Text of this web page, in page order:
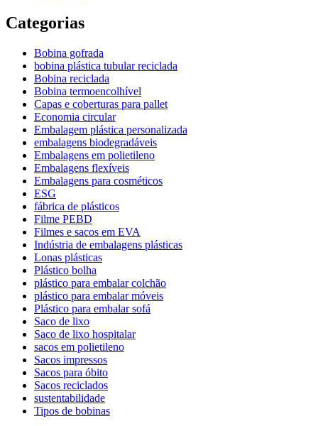
Categorias
Bobina gofrada
bobina plástica tubular reciclada
Bobina reciclada
Bobina termoencolhível
Capas e coberturas para pallet
Economia circular
Embalagem plástica personalizada
embalagens biodegradáveis
Embalagens em polietileno
Embalagens flexíveis
Embalagens para cosméticos
ESG
fábrica de plásticos
Filme PEBD
Filmes e sacos em EVA
Indústria de embalagens plásticas
Lonas plásticas
Plástico bolha
plástico para embalar colchão
plástico para embalar móveis
Plástico para embalar sofá
Saco de lixo
Saco de lixo hospitalar
sacos em polietileno
Sacos impressos
Sacos para óbito
Sacos reciclados
sustentabilidade
Tipos de bobinas